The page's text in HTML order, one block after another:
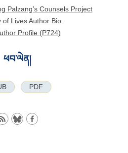
Palzang’s Counsels Project
of Lives Author Bio
Profile (P724)
ཕབ་ལེན།
PDF